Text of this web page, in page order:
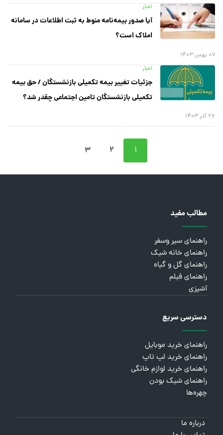
اخبار
آیا صدور بیمه‌نامه منوط به ثبت اطلاعات در سامانه
املاک است؟
۰۷ بهمن ۱۴۰۳
اخبار
جزئیات تغییر بیمه تکمیلی بازنشستگان / حق بیمه
تکمیلی بازنشستگان تامین اجتماعی چقدر شد؟
۲۶ آذر ۱۴۰۳
۱ ۲ ۳
مطالب مفید
راهنمای سیر وسفر
راهنمای خانه شیک
راهنمای گل و گیاه
راهنمای فیلم
آشپزی
دسترسی سریع
راهنمای خرید موبایل
راهنمای خرید لپ تاپ
راهنمای خرید لوازم خانگی
راهنمای شیک بودن
چهره‌ها
درباره ما